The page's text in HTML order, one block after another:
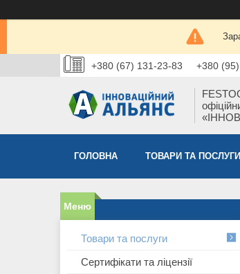
+380 (67) 131-23-83 +380
ГОЛОВНА ТОВАРИ ТА ПОСЛУГИ
Товари та послуги
Сертифікати та ліцензії